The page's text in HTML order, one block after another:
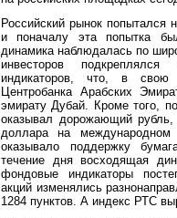
Российский рынок
и поначалу эта попытка
динамика наблюдалась по
инвесторов
индикаторов, что, в свою
Центробанка Арабских
эмирату Дубай. Кроме того,
оказывал дорожающий
доллара на
оказывало поддержку
течение дня восходящая
фондовые индикаторы
акций изменялись
1284 пунктов. А индекс РТС